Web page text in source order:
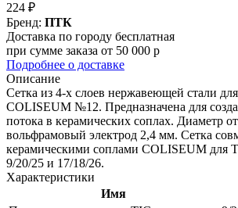
224 ₽
Бренд: ПТК
Доставка по городу бесплатная
при сумме заказа от 50 000 р
Подробнее о доставке
Описание
Сетка из 4-х слоев нержавеющей стали
COLISEUM №12. Предназначена для
потока в керамических соплах. Диаметр
вольфрамовый электрод 2,4 мм. Сетка
керамическими соплами COLISEUM для
9/20/25 и 17/18/26.
Характеристики
Имя